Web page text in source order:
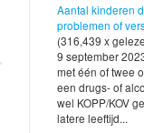
Aantal kinderen
problemen of
(316,439 x
9 september
met één of twee
een drugs- of
wel KOPP/KOV
latere leeftijd...